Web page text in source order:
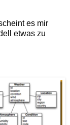
es mir
etwas zu